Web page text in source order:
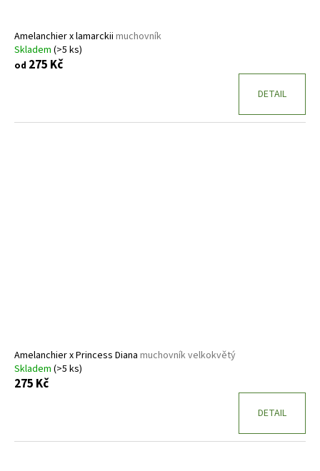
Amelanchier x lamarckii muchovník
Skladem (>5 ks)
od 275 Kč
DETAIL
Amelanchier x Princess Diana muchovník velkokvětý
Skladem (>5 ks)
275 Kč
DETAIL